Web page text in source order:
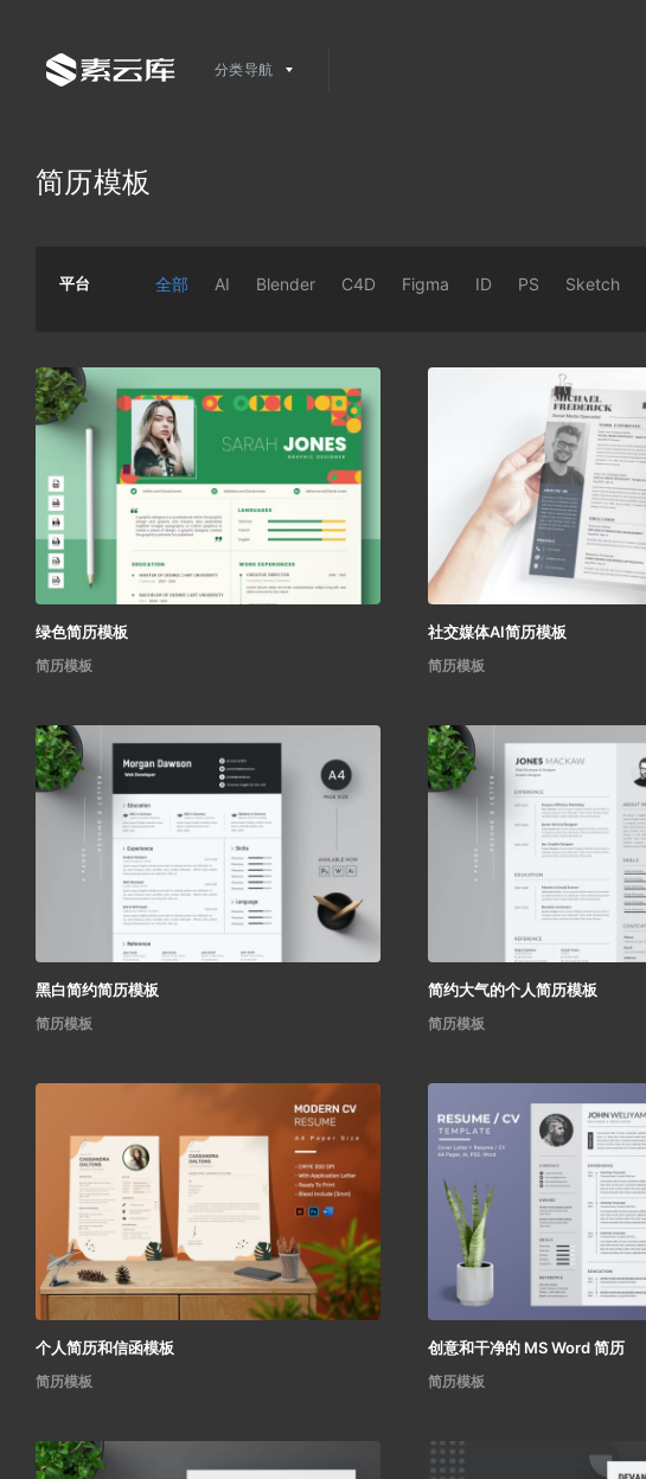
分类导航
简历模板
平台 全部 AI Blender C4D Figma ID PS Sketch
绿色简历模板
简历模板
社交媒体AI简历模板
简历模板
黑白简约简历模板
简历模板
简约大气的个人简历模板
简历模板
个人简历和信函模板
简历模板
创意和干净的 MS Word 简历
简历模板